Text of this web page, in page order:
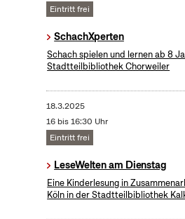
Eintritt frei
SchachXperten
Schach spielen und lernen ab 8
Stadtteilbibliothek Chorweiler
18.3.2025
16 bis 16:30 Uhr
Eintritt frei
LeseWelten am Dienstag
Eine Kinderlesung in
Köln in der Stadtteilbibliothek